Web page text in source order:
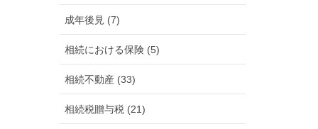
成年後見 (7)
相続における保険 (5)
相続不動産 (33)
相続税贈与税 (21)